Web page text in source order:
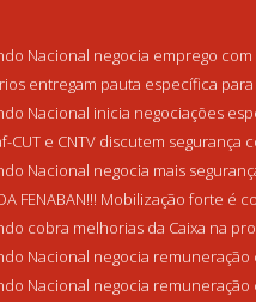
Nacional negocia emprego
entregam pauta específica
Nacional inicia negociações
CUT e CNTV discutem segurança
Nacional negocia mais
FENABAN!!! Mobilização forte é
cobra melhorias da Caixa na
Nacional negocia
Nacional negocia